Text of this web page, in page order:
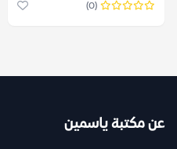
(0)
عن مكتبة ياسمين